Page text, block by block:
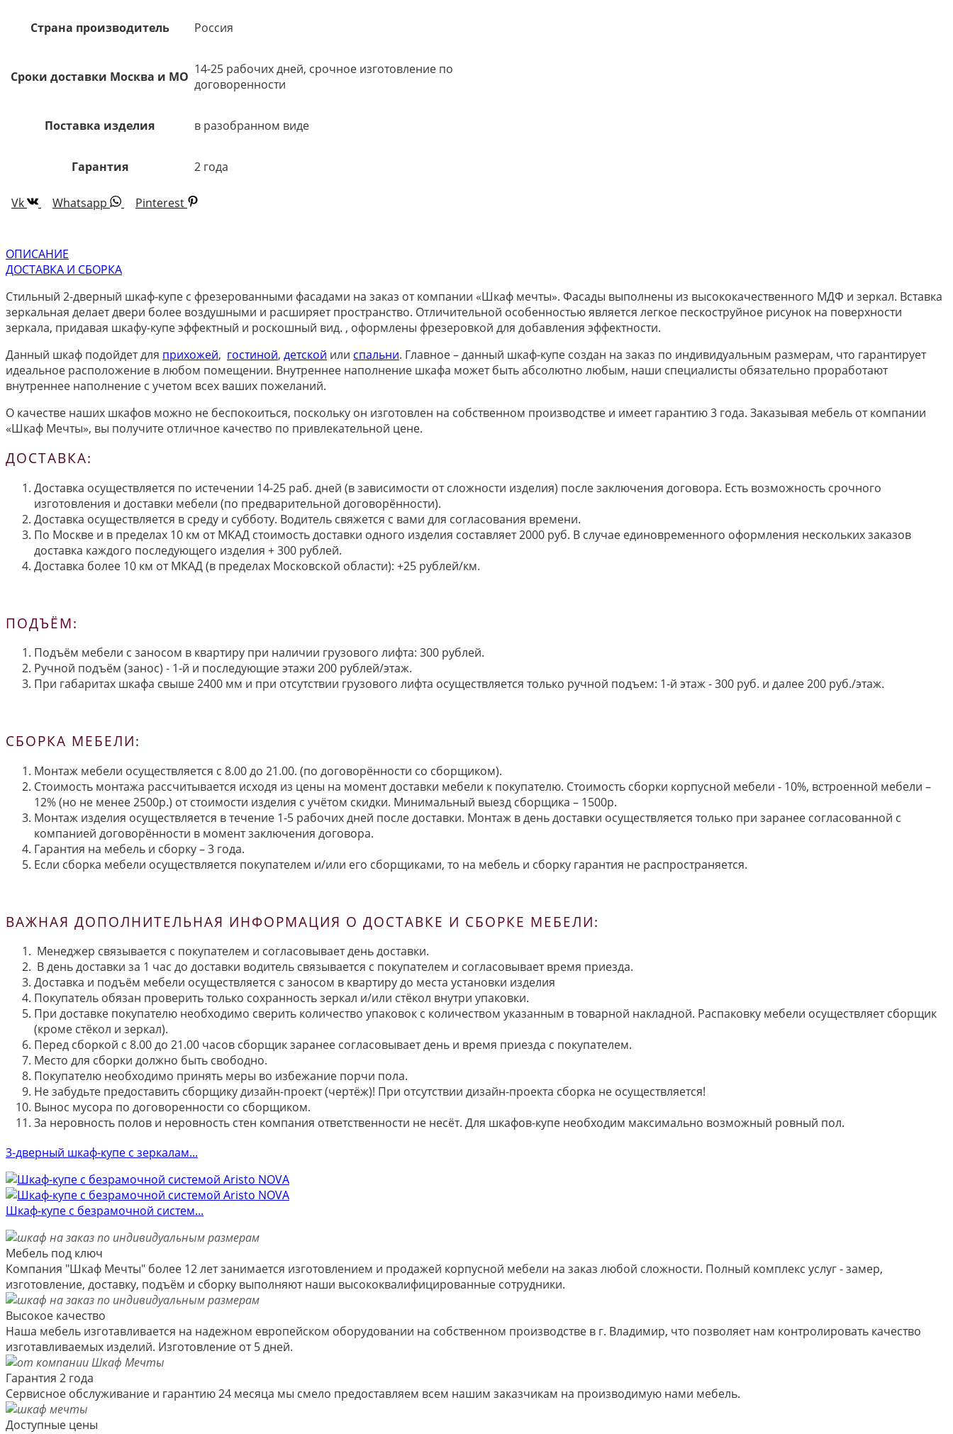
Страна производитель Россия
Сроки доставки Москва и МО 14-25 рабочих дней, срочное изготовление по
договоренности
Поставка изделия в разобранном виде
Гарантия 2 года
Vk Whatsapp Pinterest
ОПИСАНИЕ
ДОСТАВКА И СБОРКА
Стильный 2-дверный шкаф-купе с фрезерованными фасадами на заказ от компании «Шкаф мечты». Фасады выполнены из высококачественного МДФ и зеркал. Вставка
зеркальная делает двери более воздушными и расширяет пространство. Отличительной особенностью является легкое пескоструйное рисунок на поверхности
зеркала, придавая шкафу-купе эффектный и роскошный вид. , оформлены фрезеровкой для добавления эффектности.
Данный шкаф подойдет для прихожей, гостиной, детской или спальни. Главное – данный шкаф-купе создан на заказ по индивидуальным размерам, что гарантирует
идеальное расположение в любом помещении. Внутреннее наполнение шкафа может быть абсолютно любым, наши специалисты обязательно проработают
внутреннее наполнение с учетом всех ваших пожеланий.
О качестве наших шкафов можно не беспокоиться, поскольку он изготовлен на собственном производстве и имеет гарантию 3 года. Заказывая мебель от компании
«Шкаф Мечты», вы получите отличное качество по привлекательной цене.
ДОСТАВКА:
Доставка осуществляется по истечении 14-25 раб. дней (в зависимости от сложности изделия) после заключения договора. Есть возможность срочного
изготовления и доставки мебели (по предварительной договорённости).
Доставка осуществляется в среду и субботу. Водитель свяжется с вами для согласования времени.
По Москве и в пределах 10 км от МКАД стоимость доставки одного изделия составляет 2000 руб. В случае единовременного оформления нескольких заказов
доставка каждого последующего изделия + 300 рублей.
Доставка более 10 км от МКАД (в пределах Московской области): +25 рублей/км.
ПОДЪЁМ:
Подъём мебели с заносом в квартиру при наличии грузового лифта: 300 рублей.
Ручной подъём (занос) - 1-й и последующие этажи 200 рублей/этаж.
При габаритах шкафа свыше 2400 мм и при отсутствии грузового лифта осуществляется только ручной подъем: 1-й этаж - 300 руб. и далее 200 руб./этаж.
СБОРКА МЕБЕЛИ:
Монтаж мебели осуществляется с 8.00 до 21.00. (по договорённости со сборщиком).
Стоимость монтажа рассчитывается исходя из цены на момент доставки мебели к покупателю. Стоимость сборки корпусной мебели - 10%, встроенной мебели –
12% (но не менее 2500р.) от стоимости изделия с учётом скидки. Минимальный выезд сборщика – 1500р.
Монтаж изделия осуществляется в течение 1-5 рабочих дней после доставки. Монтаж в день доставки осуществляется только при заранее согласованной с
компанией договорённости в момент заключения договора.
Гарантия на мебель и сборку – 3 года.
Если сборка мебели осуществляется покупателем и/или его сборщиками, то на мебель и сборку гарантия не распространяется.
ВАЖНАЯ ДОПОЛНИТЕЛЬНАЯ ИНФОРМАЦИЯ О ДОСТАВКЕ И СБОРКЕ МЕБЕЛИ:
Менеджер связывается с покупателем и согласовывает день доставки.
В день доставки за 1 час до доставки водитель связывается с покупателем и согласовывает время приезда.
Доставка и подъём мебели осуществляется с заносом в квартиру до места установки изделия
Покупатель обязан проверить только сохранность зеркал и/или стёкол внутри упаковки.
При доставке покупателю необходимо сверить количество упаковок с количеством указанным в товарной накладной. Распаковку мебели осуществляет сборщик
(кроме стёкол и зеркал).
Перед сборкой с 8.00 до 21.00 часов сборщик заранее согласовывает день и время приезда с покупателем.
Место для сборки должно быть свободно.
Покупателю необходимо принять меры во избежание порчи пола.
Не забудьте предоставить сборщику дизайн-проект (чертёж)! При отсутствии дизайн-проекта сборка не осуществляется!
Вынос мусора по договоренности со сборщиком.
За неровность полов и неровность стен компания ответственности не несёт. Для шкафов-купе необходим максимально возможный ровный пол.
3-дверный шкаф-купе с зеркалам...
Шкаф-купе с безрамочной систем...
Мебель под ключ
Компания "Шкаф Мечты" более 12 лет занимается изготовлением и продажей корпусной мебели на заказ любой сложности. Полный комплекс услуг - замер,
изготовление, доставку, подъём и сборку выполняют наши высококвалифицированные сотрудники.
Высокое качество
Наша мебель изготавливается на надежном европейском оборудовании на собственном производстве в г. Владимир, что позволяет нам контролировать качество
изготавливаемых изделий. Изготовление от 5 дней.
Гарантия 2 года
Сервисное обслуживание и гарантию 24 месяца мы смело предоставляем всем нашим заказчикам на производимую нами мебель.
Доступные цены